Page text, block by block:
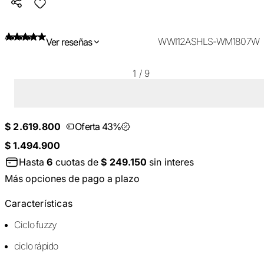
Ver reseñas WWI12ASHLS-WM1807W
1 / 9
$ 2.619.800
Oferta 43%
$ 1.494.900
Hasta6 cuotas de$ 249.150 sin interes
Más opciones de pago a plazo
Características
Ciclo fuzzy
ciclo rápido